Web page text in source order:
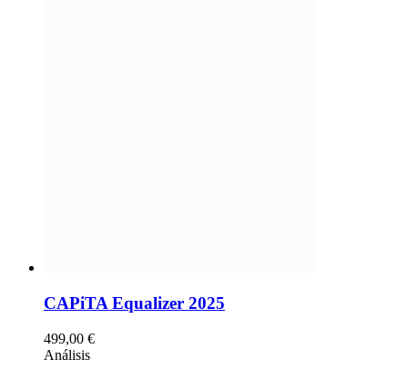
CAPiTA Equalizer 2025
499,00 €
Análisis